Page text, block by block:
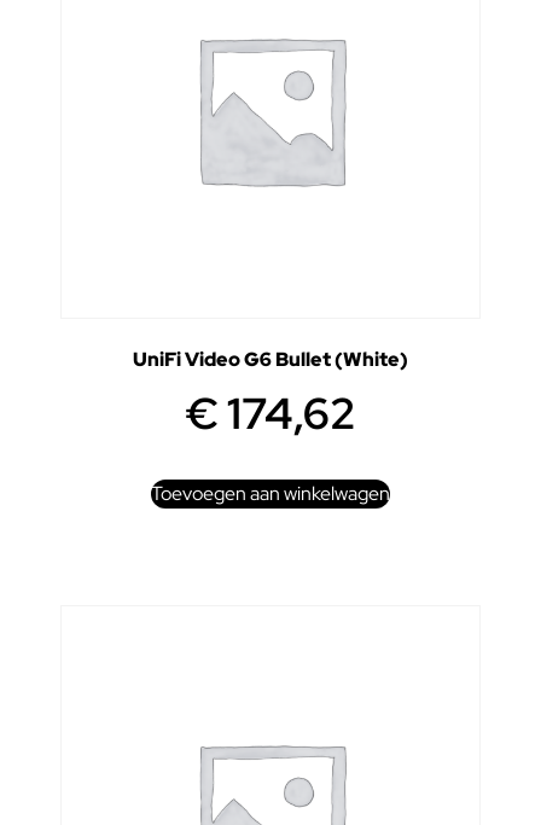
UniFi Video G6 Bullet (White)
€174,62
Toevoegen aan winkelwagen